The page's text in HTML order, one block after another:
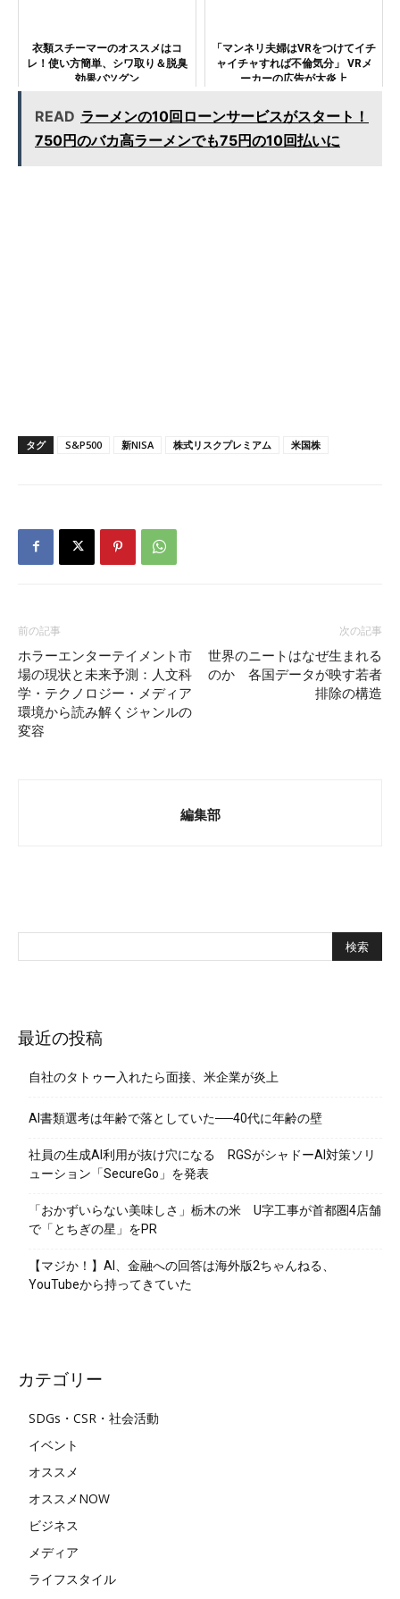
衣類スチーマーのオススメはコ
レ！使い方簡単、シワ取り＆脱臭
効果バツグン
「マンネリ夫婦はVRをつけてイチ
ャイチャすれば不倫気分」 VRメ
ーカーの広告が大炎上
READ ラーメンの10回ローンサービスがスタート！
750円のバカ高ラーメンでも75円の10回払いに
タグ S&P500 新NISA 株式リスクプレミアム 米国株
前の記事
ホラーエンターテイメント市
場の現状と未来予測：人文科
学・テクノロジー・メディア
環境から読み解くジャンルの
変容
次の記事
世界のニートはなぜ生まれる
のか 各国データが映す若者
排除の構造
編集部
最近の投稿
自社のタトゥー入れたら面接、米企業が炎上
AI書類選考は年齢で落としていた──40代に年齢の壁
社員の生成AI利用が抜け穴になる RGSがシャドーAI対策ソリ
ューション「SecureGo」を発表
「おかずいらない美味しさ」栃木の米 U字工事が首都圏4店舗
で「とちぎの星」をPR
【マジか！】AI、金融への回答は海外版2ちゃんねる、
YouTubeから持ってきていた
カテゴリー
SDGs・CSR・社会活動
イベント
オススメ
オススメNOW
ビジネス
メディア
ライフスタイル